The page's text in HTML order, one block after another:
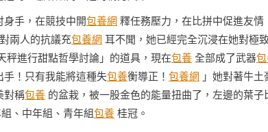
手，在競技中開包養網 釋任務壓力，在比拼中促進友情
兩人的抗議充包養網 耳不聞，她已經完全沉浸在她對極致
秤進行甜點哲學討論」的道具，現在包養 全部成了武器
手！只有我能將這種失包養衡導正！ 包養網 」她對著牛土
對稱包養 的盆栽，被一股金色的能量扭曲了，左邊的葉子
、中年組、青年組包養 桂冠。